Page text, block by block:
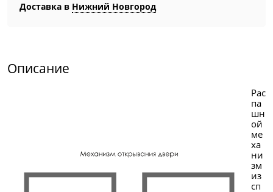
Доставка в Нижний Новгород
Описание
Рас
па
шн
ой
ме
ха
ни
зм
из
сп